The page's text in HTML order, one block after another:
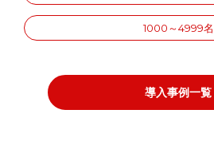
1000～4999名
導入事例一覧